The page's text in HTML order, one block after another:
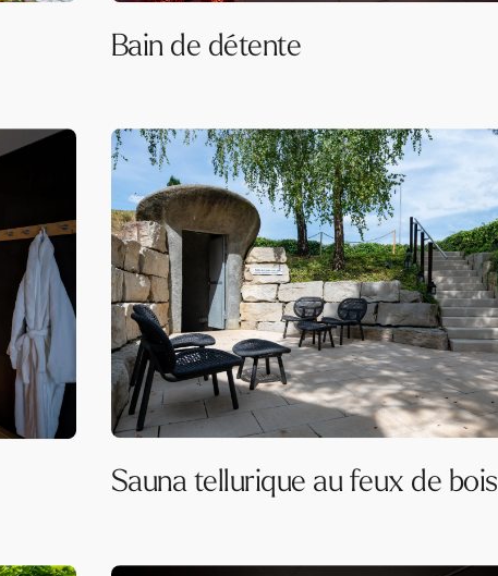
Bain de détente
Sauna tellurique au feux de bois